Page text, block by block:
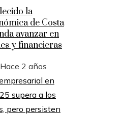
la
de Costa
avanzar en
y financieras
Hace 2 años